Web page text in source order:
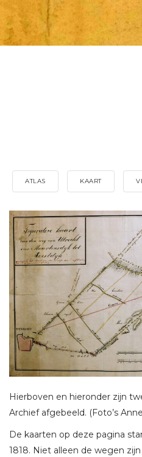
ATLAS KAART
Hierboven en hieronder zijn
Archief afgebeeld. (Foto’s
De kaarten op deze pagina
1818. Niet alleen de wegen